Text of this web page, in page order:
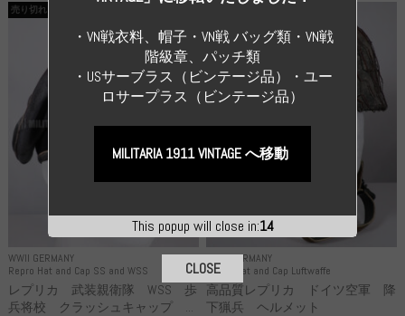
WWII GERMANY
Repro Hat and Cap SS and WSS
売り切れ
レプリカ 武装親衛隊 WSS 歩
兵将校 クラッシュキャップ ...
WWII GERMANY
Repro Hat and Cap Luftwaffe
高品質レプリカ ドイツ空軍 降
下猟兵 ヘルメット
This popup will close in:13
・VN戦衣料、帽子・VN戦 バッグ類・VN戦
階級章、パッチ類
・USサーブラス（ビンテージ品）・ユー
ロサープラス（ビンテージ品）
MILITARIA 1911 VINTAGE へ移動
CLOSE